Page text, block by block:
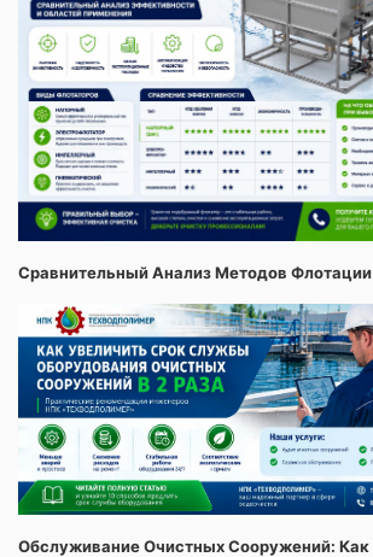
Сравнительный Анализ Методов Флотации
Обслуживание Очистных Сооружений: Как